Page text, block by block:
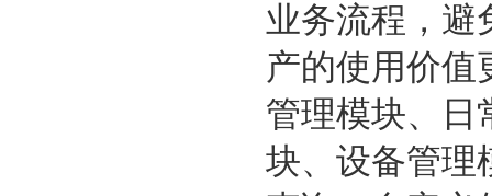
业务流程，避
产的使用价值
管理模块、日
块、设备管理